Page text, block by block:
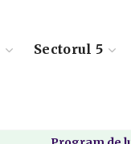
Sectorul 5